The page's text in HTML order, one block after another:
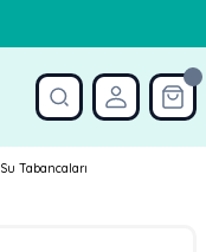
Su Tabancaları